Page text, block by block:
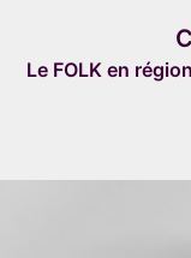
contenu
Le FOLK en